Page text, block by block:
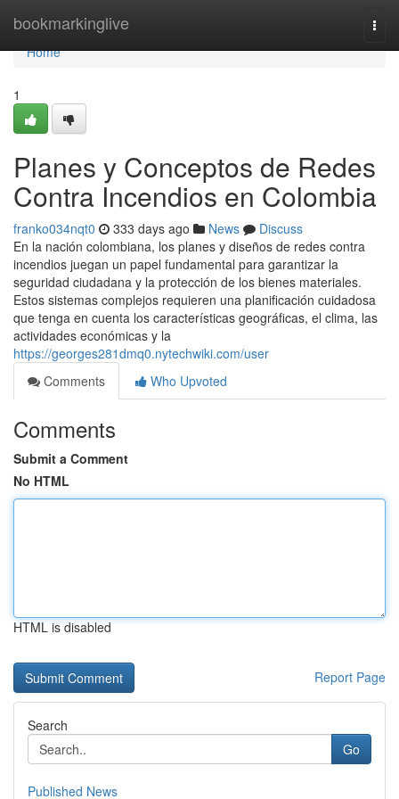
bookmarkinglive
Home
Home
1
Planes y Conceptos de Redes
Contra Incendios en Colombia
franko034nqt0 333 days ago News
Discuss
En la nación colombiana, los planes y diseños de redes contra
incendios juegan un papel fundamental para garantizar la
seguridad ciudadana y la protección de los bienes materiales.
Estos sistemas complejos requieren una planificación cuidadosa
que tenga en cuenta los características geográficas, el clima, las
actividades económicas y la
https://georges281dmq0.nytechwiki.com/user
Comments
Who Upvoted
Comments
Submit a Comment
No HTML
HTML is disabled
Report Page
Search
Go
Published News